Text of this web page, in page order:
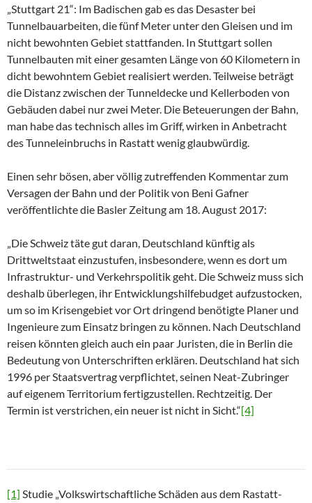
„Stuttgart 21“: Im Badischen gab es das Desaster bei
Tunnelbauarbeiten, die fünf Meter unter den Gleisen und im
nicht bewohnten Gebiet stattfanden. In Stuttgart sollen
Tunnelbauten mit einer gesamten Länge von 60 Kilometern in
dicht bewohntem Gebiet realisiert werden. Teilweise beträgt
die Distanz zwischen der Tunneldecke und Kellerboden von
Gebäuden dabei nur zwei Meter. Die Beteuerungen der Bahn,
man habe das technisch alles im Griff, wirken in Anbetracht
des Tunneleinbruchs in Rastatt wenig glaubwürdig.
Einen sehr bösen, aber völlig zutreffenden Kommentar zum
Versagen der Bahn und der Politik von Beni Gafner
veröffentlichte die Basler Zeitung am 18. August 2017:
„Die Schweiz täte gut daran, Deutschland künftig als
Drittweltstaat einzustufen, insbesondere, wenn es dort um
Infrastruktur- und Verkehrspolitik geht. Die Schweiz muss sich
deshalb überlegen, ihr Entwicklungshilfebudget aufzustocken,
um so im Krisengebiet vor Ort dringend benötigte Planer und
Ingenieure zum Einsatz bringen zu können. Nach Deutschland
reisen könnten gleich auch ein paar Juristen, die in Berlin die
Bedeutung von Unterschriften erklären. Deutschland hat sich
1996 per Staatsvertrag verpflichtet, seinen Neat-Zubringer
auf eigenem Territorium fertigzustellen. Rechtzeitig. Der
Termin ist verstrichen, ein neuer ist nicht in Sicht.“[4]
[1] Studie „Volkswirtschaftliche Schäden aus dem Rastatt-